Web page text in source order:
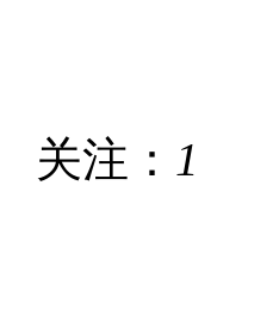
关注： 1